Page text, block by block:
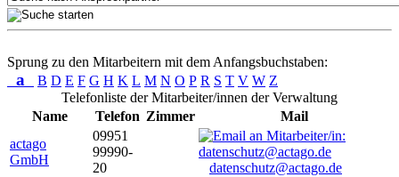
Sprung zu den Mitarbeitern mit dem Anfangsbuchstaben:
a B D E F G H K L M N O P R S T V W Z
Telefonliste der Mitarbeiter/innen der Verwaltung
Name
Telefon Zimmer
Mail
actago
GmbH
09951
99990-
20
datenschutz@actago.de